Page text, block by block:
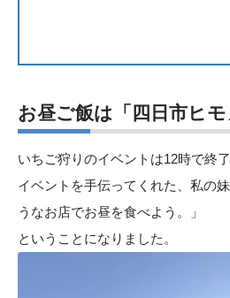
お昼ご飯は「四日市ヒ
いちご狩りのイベントは12時で終了
イベントを手伝ってくれた、私の
うなお店でお昼を食べよう。」
ということになりました。